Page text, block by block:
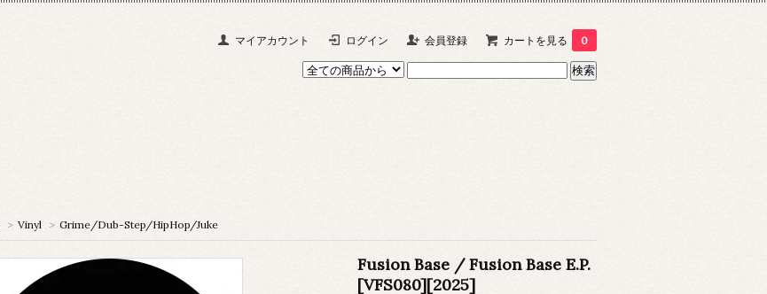
マイアカウント ログイン 会員登録 カートを見る 0
> Vinyl > Grime/Dub-Step/HipHop/Juke
Fusion Base / Fusion Base E.P.
[VFS080][2025]